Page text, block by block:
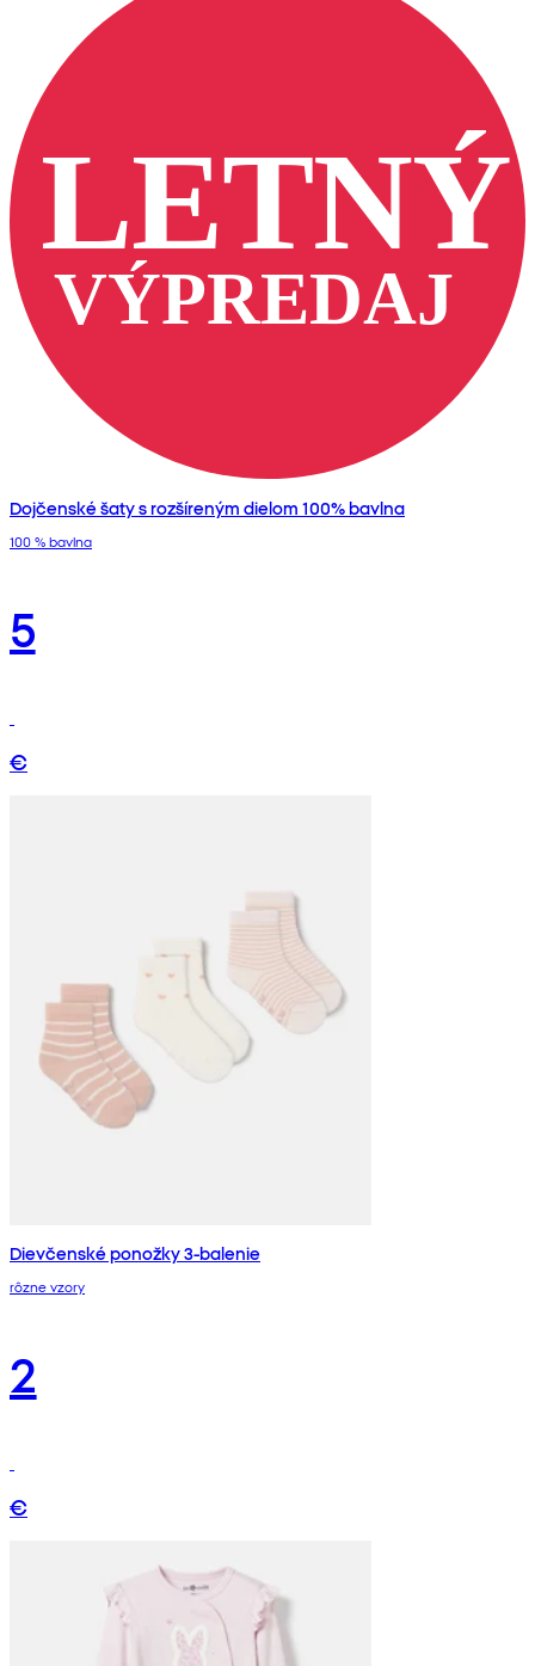
Dojčenské šaty s rozšíreným dielom 100% bavlna
100 % bavlna
5
€
Dievčenské ponožky 3-balenie
rôzne vzory
2
€